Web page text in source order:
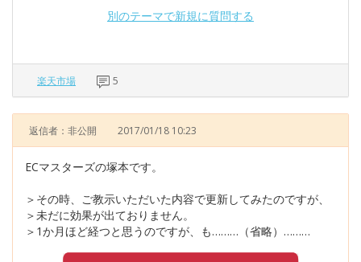
別のテーマで新規に質問する
楽天市場 5
返信者：非公開 2017/01/18 10:23
ECマスターズの塚本です。
＞その時、ご教示いただいた内容で更新してみたのですが、
＞未だに効果が出ておりません。
＞1か月ほど経つと思うのですが、も………（省略）………